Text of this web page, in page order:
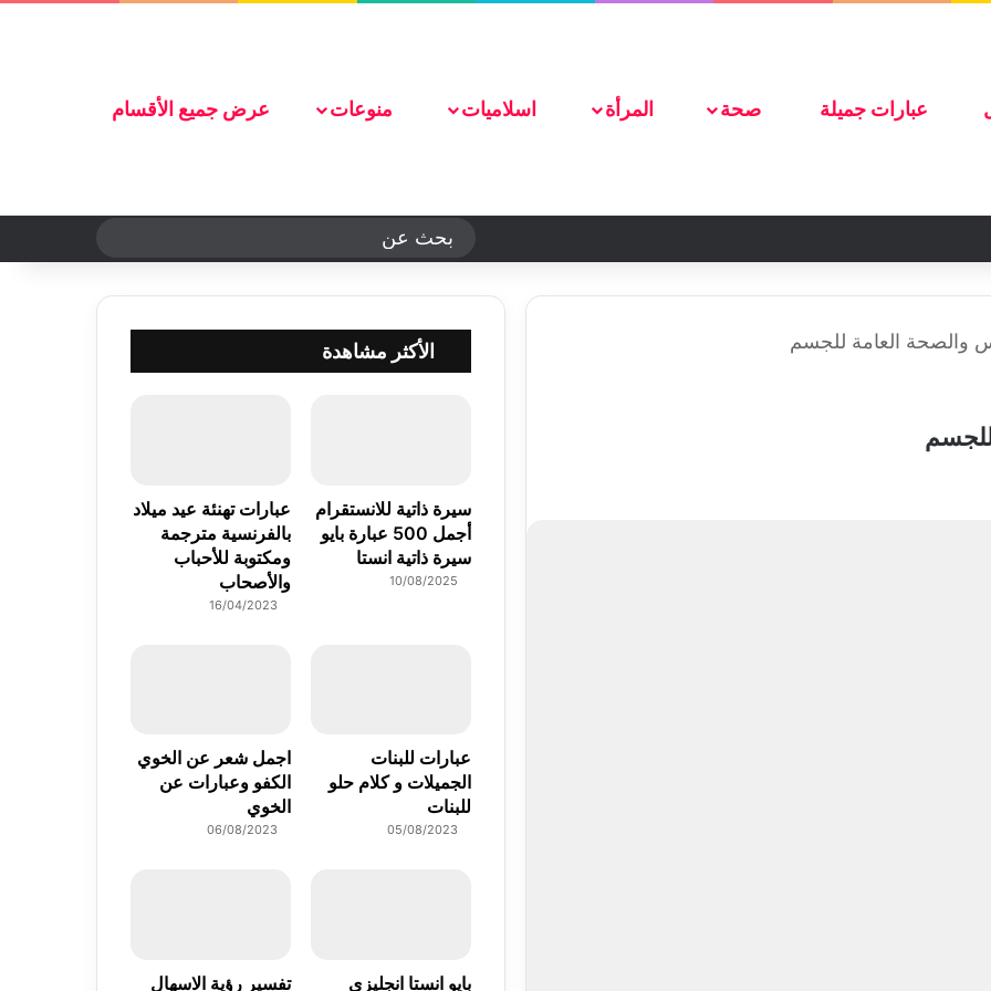
عبارات جميلة صحة المرأة اسلاميات منوعات عرض جميع الأقسام
الوضع المظلم
والصحة العامة للجسم الأكثر مشاهدة
سيرة ذاتية للانستقرام
أجمل 500 عبارة بايو
سيرة ذاتية انستا
10/08/2025
عبارات تهنئة عيد ميلاد
بالفرنسية مترجمة
ومكتوبة للأحباب
والأصحاب
16/04/2023
عبارات للبنات
الجميلات و كلام حلو
للبنات
05/08/2023
اجمل شعر عن الخوي
الكفو وعبارات عن
الخوي
06/08/2023
بايو انستا انجليزي
تفسير رؤية الاسهال